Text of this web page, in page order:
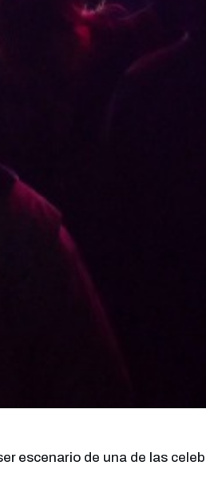
escenario de una de las